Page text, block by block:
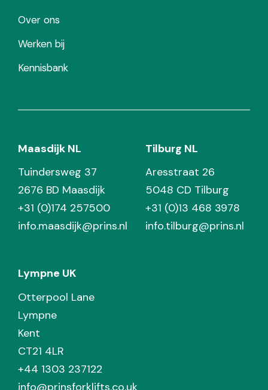
Over ons
Werken bij
Kennisbank
Maasdijk NL
Tuindersweg 37
2676 BD Maasdijk
+31 (0)174 257500
info.maasdijk@prins.nl
Tilburg NL
Aresstraat 26
5048 CD Tilburg
+31 (0)13 468 3978
info.tilburg@prins.nl
Lympne UK
Otterpool Lane
Lympne
Kent
CT21 4LR
+44 1303 237122